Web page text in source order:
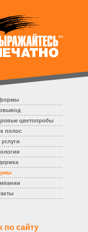
цветопробы
полос
по сайту